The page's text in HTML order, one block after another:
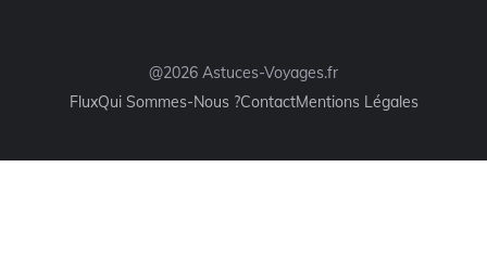
@2026 Astuces-Voyages.fr
FluxQui Sommes-Nous ?ContactMentions Légales